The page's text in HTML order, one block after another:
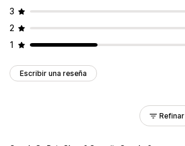
3
2
1
Escribir una reseña
Refinar